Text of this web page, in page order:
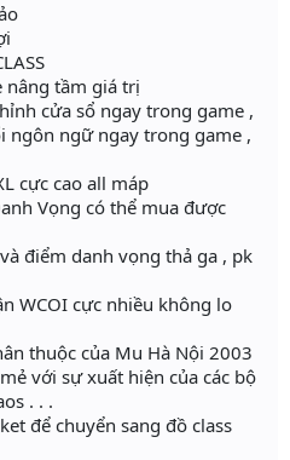
tầm giá trị
cửa sổ ngay trong game ,
ngôn ngữ ngay trong game ,
cực cao all máp
Vọng có thể mua được
điểm danh vọng thả ga , pk
WCOI cực nhiều không lo
thuộc của Mu Hà Nội 2003
với sự xuất hiện của các bộ
. . .
để chuyển sang đồ class